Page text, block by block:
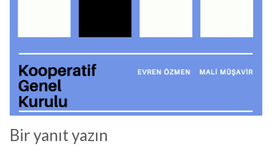
Bir yanıt yazın